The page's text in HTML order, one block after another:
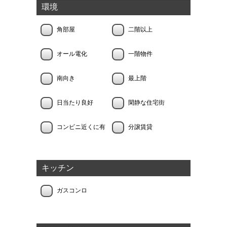
環境
角部屋 二階以上
オール電化 一階物件
南向き 最上階
日当たり良好 閑静な住宅街
コンビニ近くに有 分譲賃貸
キッチン
ガスコンロ